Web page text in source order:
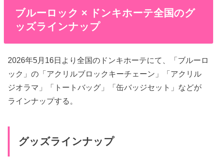
ブルーロック × ドンキホーテ全国のグ
ッズラインナップ
2026年5月16日より全国のドンキホーテにて、「ブルーロ
ック」の「アクリルブロックキーチェーン」「アクリル
ジオラマ」「トートバッグ」「缶バッジセット」などが
ラインナップする。
グッズラインナップ